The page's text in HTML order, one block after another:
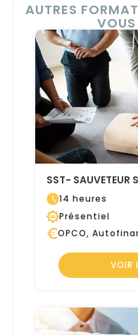
AUTRES
VOUS
SST- SAUVETEUR
14 heures
Présentiel
OPCO,
VOIR